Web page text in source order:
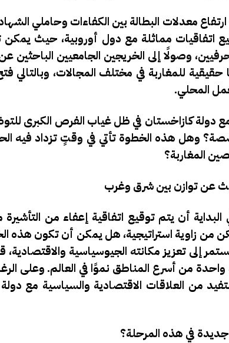
معدلات البطالة بين الكفاءات وحاملي
اتفاقيات مماثلة مع دول أوروبية، حيث يمكن
وصولًا إلى الخريجين الجامعيين
حقيقية للمغاربة في مختلف المجالات،
المحلي.
دولة كازاخستان في ظل غياب الفرص الكبرى
وهل هذه الخطوة تأتي في وقتٍ تزداد فيه
المغاربة؟
عن توازن بين شرق وغرب
أن يتم توقيع اتفاقية إعفاء من
من زاوية استراتيجية، هل يمكن أن تكون هذه
إلى تعزيز مكانته الجيوسياسية والاقتصادية،
واحدة من أسرع المناطق نموًا في العالم. وعلى
من العلاقات الاقتصادية والسياسية مع
في هذه المرحلة؟